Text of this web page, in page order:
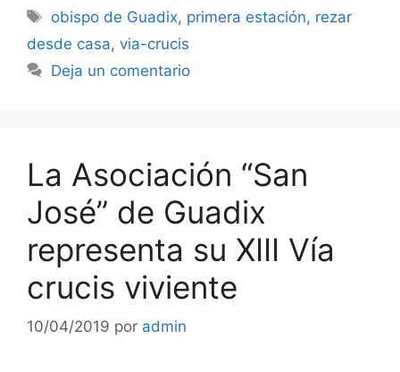
Etiquetas
obispo de Guadix, primera estación, rezar
desde casa, via-crucis
Deja un comentario
La Asociación “San
José” de Guadix
representa su XIII Vía
crucis viviente
10/04/2019 por admin